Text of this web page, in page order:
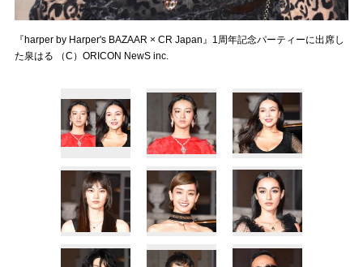
『harper by Harper's BAZAAR × CR Japan』1周年記念パーティーに出席し
た泉はる （C）ORICON NewS inc.